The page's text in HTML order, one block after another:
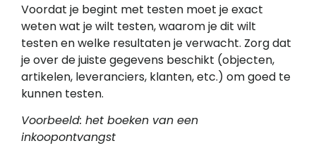
Voordat je begint met testen moet je exact
weten wat je wilt testen, waarom je dit wilt
testen en welke resultaten je verwacht. Zorg dat
je over de juiste gegevens beschikt (objecten,
artikelen, leveranciers, klanten, etc.) om goed te
kunnen testen.
Voorbeeld: het boeken van een
inkoopontvangst